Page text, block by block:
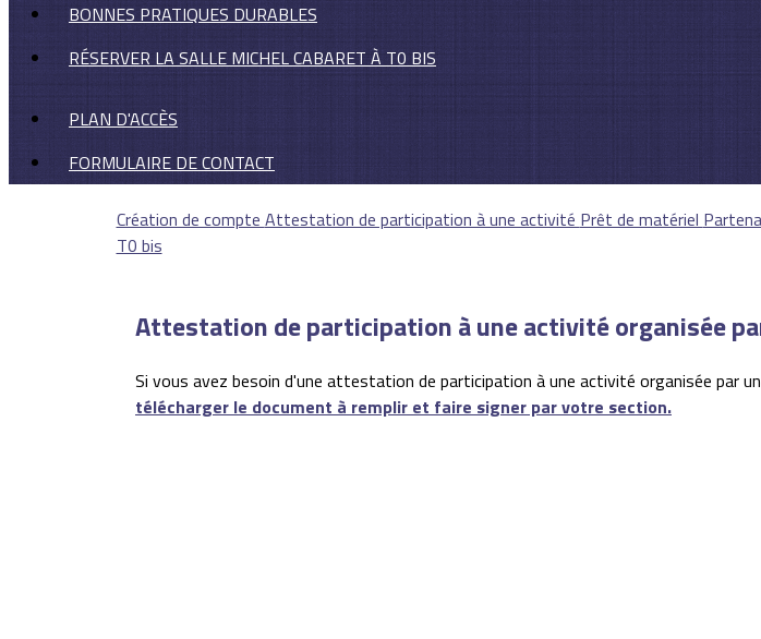
BONNES PRATIQUES DURABLES
RÉSERVER LA SALLE MICHEL CABARET À T0 BIS
PLAN D'ACCÈS
FORMULAIRE DE CONTACT
Création de compte Attestation de participation à une activité Prêt de matériel
T0 bis
Attestation de participation à une activité organisée
Si vous avez besoin d'une attestation de participation à une activité organisée par
télécharger le document à remplir et faire signer par votre section.